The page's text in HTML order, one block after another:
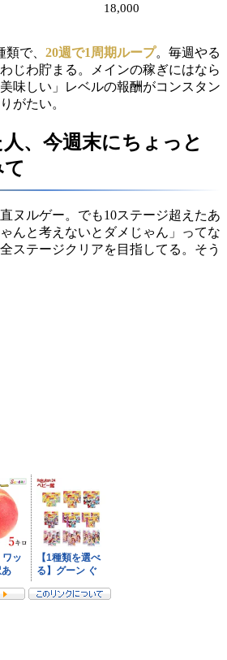
18,000
で、 20週で1周期ループ。毎週やる
じわ貯まる。メインの稼ぎにはなら
味しい」レベルの報酬がコンスタン
がたい。
、今週末にちょっと
ヌルゲー。でも10ステージ超えたあ
んと考えないとダメじゃん」ってな
ステージクリアを目指してる。そう